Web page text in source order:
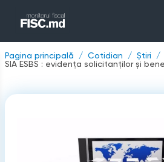
Pagina principală Cotidian
Știri
SIA ESBS : evidența solicitanţilor şi